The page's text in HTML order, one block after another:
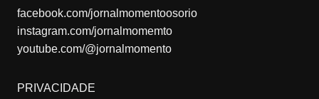
facebook.com/jornalmomentoosorio
instagram.com/jornalmomemto
youtube.com/@jornalmomento
PRIVACIDADE